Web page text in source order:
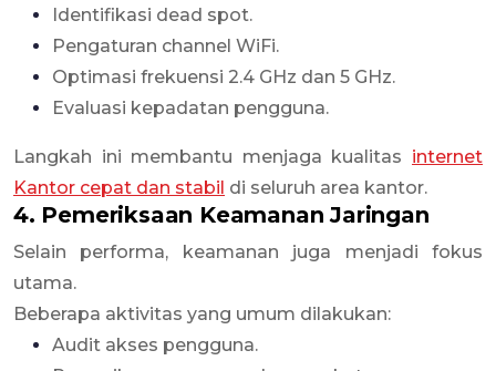
Identifikasi dead spot.
Pengaturan channel WiFi.
Optimasi frekuensi 2.4 GHz dan 5 GHz.
Evaluasi kepadatan pengguna.
Langkah ini membantu menjaga kualitas internet
Kantor cepat dan stabil di seluruh area kantor.
4. Pemeriksaan Keamanan Jaringan
Selain performa, keamanan juga menjadi fokus
utama.
Beberapa aktivitas yang umum dilakukan:
Audit akses pengguna.